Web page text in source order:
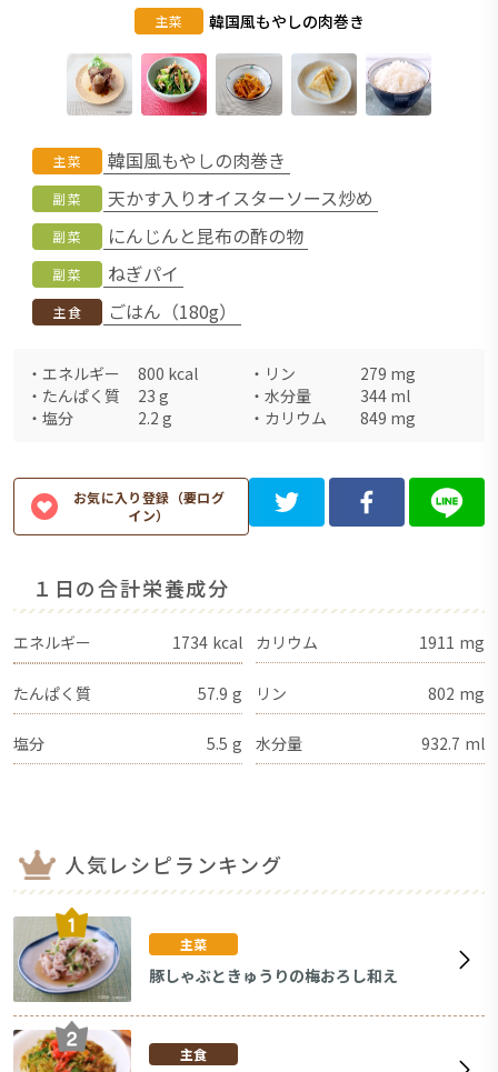
主菜 韓国風もやしの肉巻き
主菜 韓国風もやしの肉巻き
副菜 天かす入りオイスターソース炒め
副菜 にんじんと昆布の酢の物
副菜 ねぎパイ
主食 ごはん（180g）
・ エネルギー 800 kcal ・ リン 279 mg
・ たんぱく質 23 g ・ 水分量 344 ml
・ 塩分 2.2 g ・ カリウム 849 mg
お気に入り登録（要ログ
イン）
１日の合計栄養成分
エネルギー 1734 kcal カリウム 1911 mg
たんぱく質 57.9 g リン 802 mg
塩分 5.5 g 水分量 932.7 ml
人気レシピランキング
主菜
豚しゃぶときゅうりの梅おろし和え
主食